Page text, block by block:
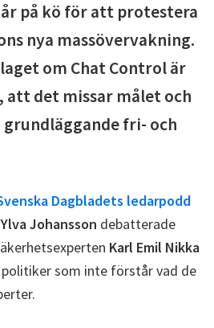
på kö för att protestera
nya massövervakning.
om Chat Control är
det missar målet och
fri- och
Dagbladets ledarpodd
Ylva Johansson debatterade
Karl Emil Nikka
som inte förstår vad de